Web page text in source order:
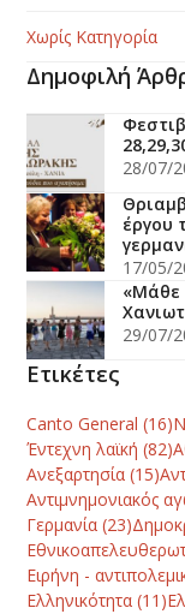
Χωρίς Κατηγορία
Δημοφιλή
28/07/
έργου
17/05/
29/07/
Ετικέτες
Canto General (16)
Έντεχνη λαϊκή (82)
Ανεξαρτησία (15)
Αντιμνημονιακός
Γερμανία (23)
Ειρήνη -
Ελληνικότητα (11)